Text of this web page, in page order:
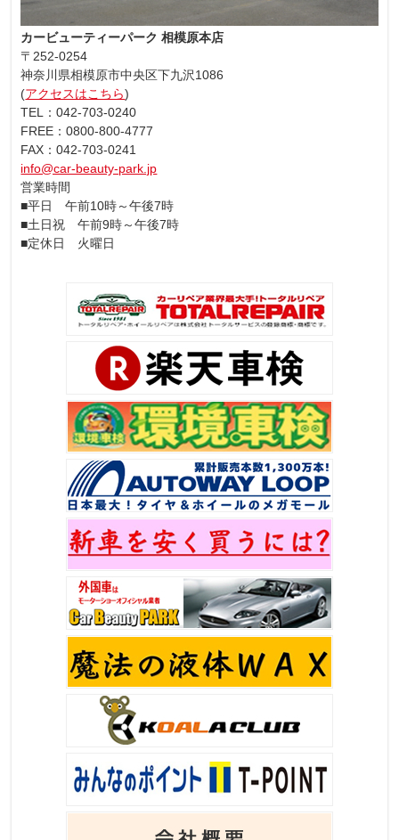
カービューティーパーク 相模原本店
〒252-0254
神奈川県相模原市中央区下九沢1086
(アクセスはこちら)
TEL：042-703-0240
FREE：0800-800-4777
FAX：042-703-0241
info@car-beauty-park.jp
営業時間
■平日 午前10時～午後7時
■土日祝 午前9時～午後7時
■定休日 火曜日